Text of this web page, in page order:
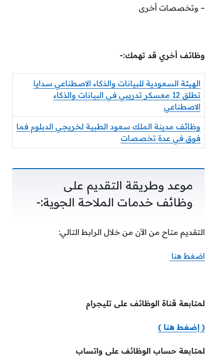
– وتخصصات أخرى
وظائف أخري قد تهمك:-
الهيئة السعودية للبيانات والذكاء الاصطناعي سدايا
تطلق 12 معسكر تدريبي في البيانات والذكاء
الاصطناعي
وظائف مدينة الملك سعود الطبية لخريجي الدبلوم فما
فوق في عدة تخصصات
موعد وطريقة التقديم على
وظائف خدمات الملاحة الجوية:-
التقديم متاح من الآن من خلال الرابط التالي:
اضغط هنا
لمتابعة قناة الوظائف على تليجرام
( إضغط هنا )
لمتابعة حساب الوظائف على واتساب